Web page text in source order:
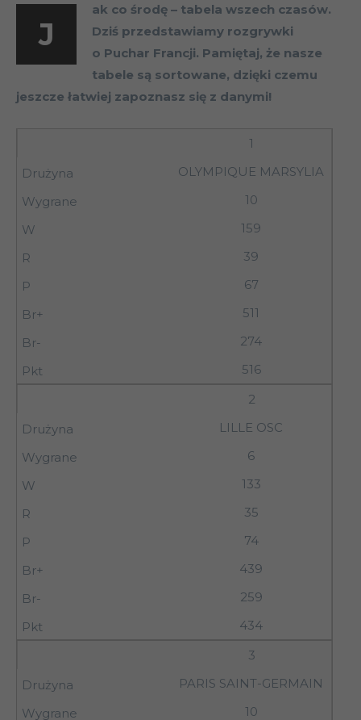
J
ak co środę – tabela wszech czasów.
Dziś przedstawiamy rozgrywki
o Puchar Francji. Pamiętaj, że nasze
tabele są sortowane, dzięki czemu
jeszcze łatwiej zapoznasz się z danymi!
1
OLYMPIQUE MARSYLIA
10
159
39
67
511
274
516
2
LILLE OSC
6
133
35
74
439
259
434
3
PARIS SAINT-GERMAIN
10